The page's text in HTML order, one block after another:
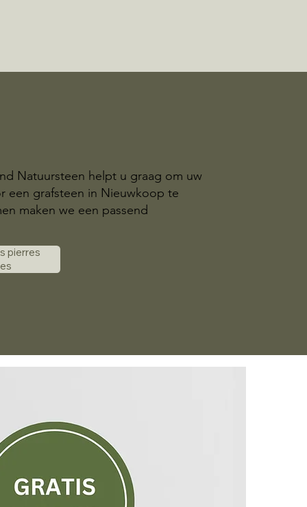
Natuursteen helpt u graag om uw
een grafsteen in Nieuwkoop te
maken we een passend
pierres